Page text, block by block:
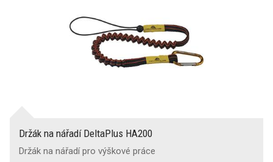
Držák na nářadí DeltaPlus HA200
Držák na nářadí pro výškové práce